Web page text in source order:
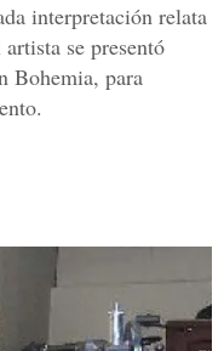
interpretación relata
se presentó
Bohemia, para